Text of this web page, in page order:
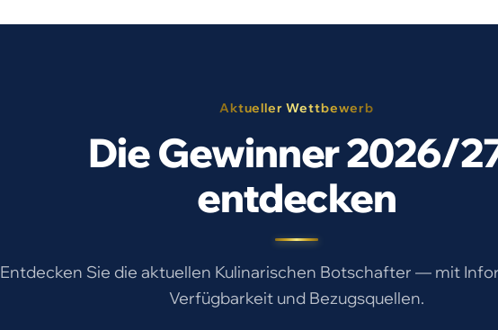
Aktueller Wettbewerb
Die Gewinner 2026/
entdecken
Entdecken Sie die aktuellen Kulinarischen Botschafter — mit
Verfügbarkeit und Bezugsquellen.